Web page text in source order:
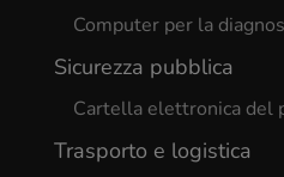
Computer per la
Sicurezza pubblica
Cartella elettronica del
Trasporto e logistica